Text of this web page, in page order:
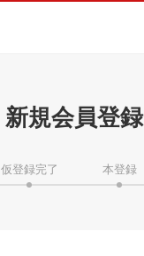
新規会員登録
仮登録完了 本登録